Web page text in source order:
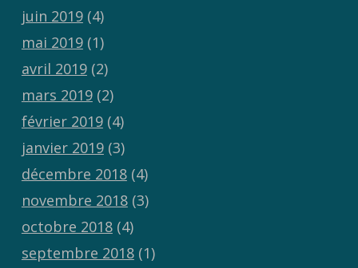
juin 2019(4)
mai 2019(1)
avril 2019(2)
mars 2019(2)
février 2019(4)
janvier 2019(3)
décembre 2018(4)
novembre 2018(3)
octobre 2018(4)
septembre 2018(1)